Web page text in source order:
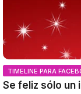
TIMELINE PARA
Se feliz sólo un